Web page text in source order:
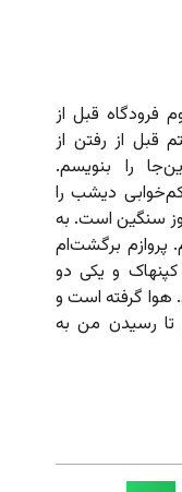
فرودگاه قبل از
قبل از رفتن از
را بنویسم.
دیشب را
سنگین است. به
پروازم برگشت‌ام
و یکی دو
هوا گرفته است و
تا رسیدن من به